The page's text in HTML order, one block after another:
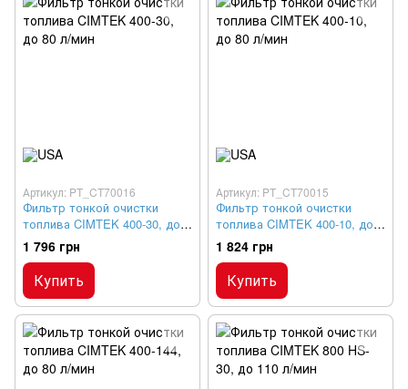
Артикул: PT_CT70016
Фильтр тонкой очистки
топлива CIMTEK 400-30, до
80 л/мин
1 796 грн
Купить
Артикул: PT_CT70015
Фильтр тонкой очистки
топлива CIMTEK 400-10, до
80 л/мин
1 824 грн
Купить